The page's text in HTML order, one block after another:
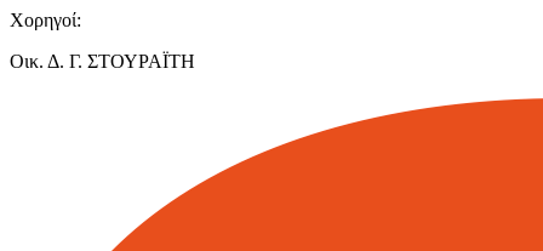
Χορηγοί:
Οικ. Δ. Γ. ΣΤΟΥΡΑΪΤΗ